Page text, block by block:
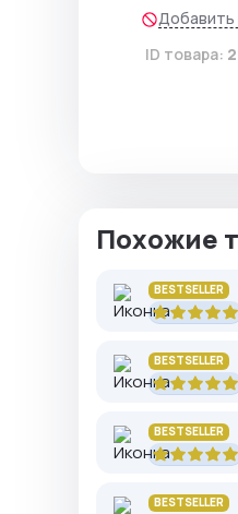
ID товара:
Похожие
BESTSELLER
BESTSELLER
BESTSELLER
BESTSELLER